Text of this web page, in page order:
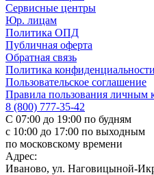
Сервисные центры
Юр. лицам
Политика ОПД
Публичная оферта
Обратная связь
Политика конфиденциальности
Пользовательское соглашение
Правила пользования личным
8 (800) 777-35-42
С 07:00 до 19:00 по будням
с 10:00 до 17:00 по выходным
по московскому времени
Адрес:
Иваново, ул. Наговицыной-